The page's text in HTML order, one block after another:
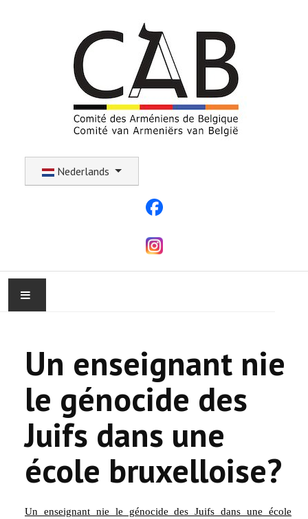
Nederlands
ACTUALITEIT
GEMEENSCHAP
EVENTS
🔔 VERKIEZINGEN 2026 🗳️
Un enseignant nie
le génocide des
Juifs dans une
école bruxelloise?
Un enseignant nie le génocide des Juifs dans une école